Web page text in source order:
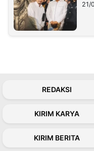
21/
REDAKSI
KIRIM KARYA
KIRIM BERITA